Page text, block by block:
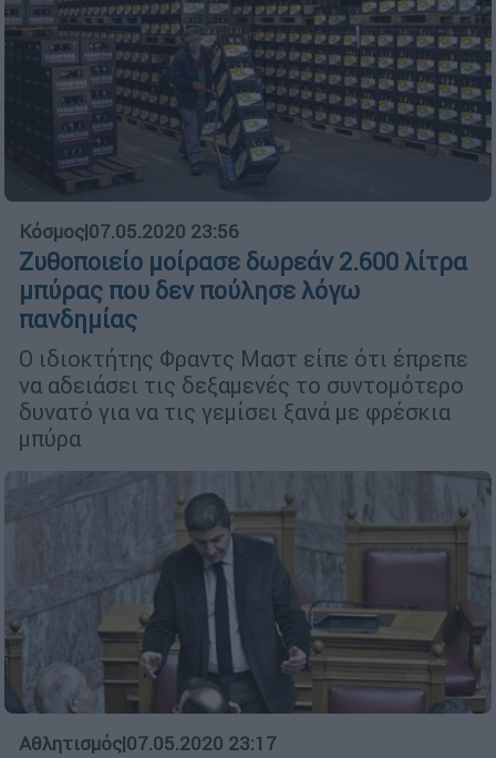
Κόσμος|07.05.2020 23:56
Ζυθοποιείο μοίρασε δωρεάν 2.600 λίτρα
μπύρας που δεν πούλησε λόγω
πανδημίας
Ο ιδιοκτήτης Φραντς Μαστ είπε ότι έπρεπε
να αδειάσει τις δεξαμενές το συντομότερο
δυνατό για να τις γεμίσει ξανά με φρέσκια
μπύρα
Αθλητισμός|07.05.2020 23:17